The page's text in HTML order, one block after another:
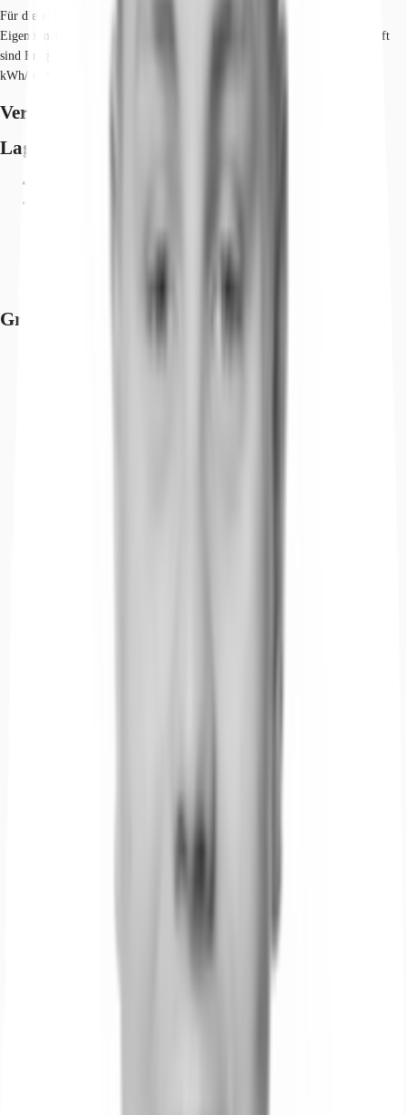
Für diese Liegenschaft liegt ein Bedarfsausweis vom 22.07.2022 vom
Eigentümer/Vermieter vor. Die wesentlichen Energieträger der Liegenschaft
sind Erdgas schwer, Strom. Der Endenergiebedarf Strom beträgt 83.00
kWh/(m²*a). Der Endenergiebedarf Wärme beträgt 100.90 kWh/(m²*a).
Verfügbare Fläche
Lage und Verkehrsanbindung
Bundesautobahn, A 648, Fahrzeit: 3 min
Grundrisse